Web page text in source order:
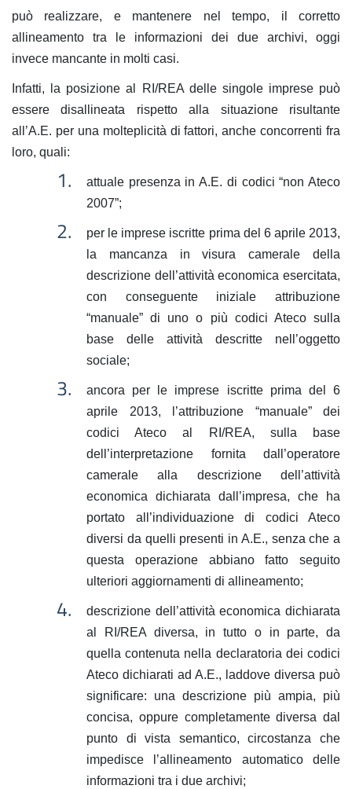
può realizzare, e mantenere nel tempo, il corretto
allineamento tra le informazioni dei due archivi, oggi
invece mancante in molti casi.
Infatti, la posizione al RI/REA delle singole imprese può
essere disallineata rispetto alla situazione risultante
all’A.E. per una molteplicità di fattori, anche concorrenti fra
loro, quali:
attuale presenza in A.E. di codici “non Ateco
2007”;
per le imprese iscritte prima del 6 aprile 2013,
la mancanza in visura camerale della
descrizione dell’attività economica esercitata,
con conseguente iniziale attribuzione
“manuale” di uno o più codici Ateco sulla
base delle attività descritte nell’oggetto
sociale;
ancora per le imprese iscritte prima del 6
aprile 2013, l’attribuzione “manuale” dei
codici Ateco al RI/REA, sulla base
dell’interpretazione fornita dall’operatore
camerale alla descrizione dell’attività
economica dichiarata dall’impresa, che ha
portato all’individuazione di codici Ateco
diversi da quelli presenti in A.E., senza che a
questa operazione abbiano fatto seguito
ulteriori aggiornamenti di allineamento;
descrizione dell’attività economica dichiarata
al RI/REA diversa, in tutto o in parte, da
quella contenuta nella declaratoria dei codici
Ateco dichiarati ad A.E., laddove diversa può
significare: una descrizione più ampia, più
concisa, oppure completamente diversa dal
punto di vista semantico, circostanza che
impedisce l’allineamento automatico delle
informazioni tra i due archivi;